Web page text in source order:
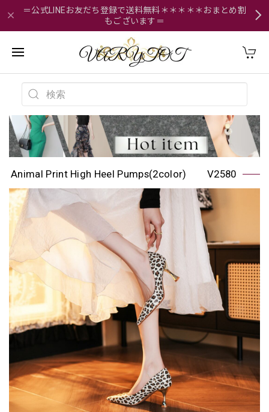
＝公式LINEお友だち登録で送料無料＊＊＊＊＊おまとめ割
もございます＝
Animal Print High Heel Pumps(2color) V2580